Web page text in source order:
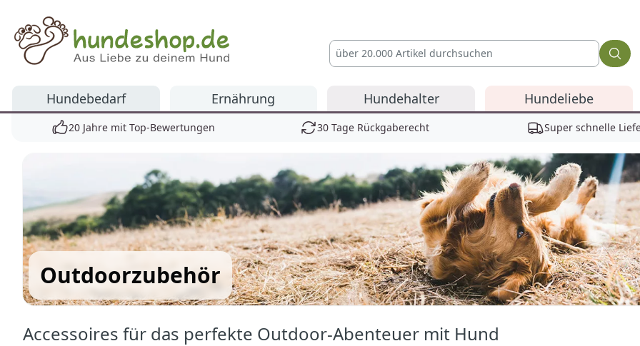
Hundeshop.de
Hundebedarf Ernährung Hundehalter Hundeliebe
20 Jahre mit Top-Bewertungen 30 Tage Rückgaberecht Super schnelle
Outdoorzubehör
Accessoires für das perfekte Outdoor-Abenteuer mit Hund